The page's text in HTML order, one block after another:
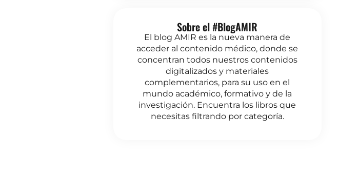
Sobre el #BlogAMIR
El blog AMIR es la nueva manera de
acceder al contenido médico, donde se
concentran todos nuestros contenidos
digitalizados y materiales
complementarios, para su uso en el
mundo académico, formativo y de la
investigación. Encuentra los libros que
necesitas filtrando por categoría.